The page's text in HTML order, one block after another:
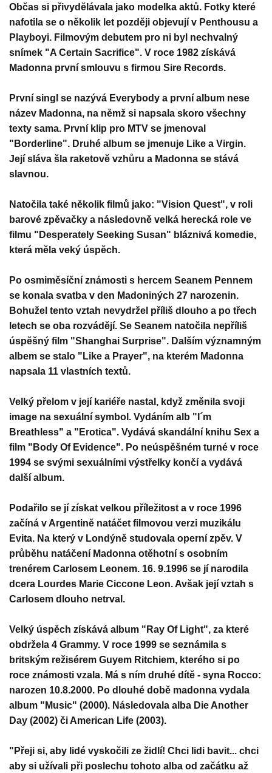
Občas si přivydělávala jako modelka aktů. Fotky které
nafotila se o několik let později objevují v Penthousu a
Playboyi. Filmovým debutem pro ni byl nechvalný
snímek "A Certain Sacrifice". V roce 1982 získává
Madonna první smlouvu s firmou Sire Records.
První singl se nazývá Everybody a první album nese
název Madonna, na němž si napsala skoro všechny
texty sama. První klip pro MTV se jmenoval
"Borderline". Druhé album se jmenuje Like a Virgin.
Její sláva šla raketově vzhůru a Madonna se stává
slavnou.
Natočila také několik filmů jako: "Vision Quest", v roli
barové zpěvačky a následovně velká herecká role ve
filmu "Desperately Seeking Susan" bláznivá komedie,
která měla veký úspěch.
Po osmiměsíční známosti s hercem Seanem Pennem
se konala svatba v den Madoniných 27 narozenin.
Bohužel tento vztah nevydržel příliš dlouho a po třech
letech se oba rozvádějí. Se Seanem natočila nepříliš
úspěšný film "Shanghai Surprise". Dalším významným
albem se stalo "Like a Prayer", na kterém Madonna
napsala 11 vlastních textů.
Velký přelom v její kariéře nastal, když změnila svoji
image na sexuální symbol. Vydáním alb "I´m
Breathless" a "Erotica". Vydává skandální knihu Sex a
film "Body Of Evidence". Po neúspěšném turné v roce
1994 se svými sexuálními výstřelky končí a vydává
další album.
Podařilo se jí získat velkou příležitost a v roce 1996
začíná v Argentině natáčet filmovou verzi muzikálu
Evita. Na který v Londýně studovala operní zpěv. V
průběhu natáčení Madonna otěhotní s osobním
trenérem Carlosem Leonem. 16. 9.1996 se jí narodila
dcera Lourdes Marie Ciccone Leon. Avšak její vztah s
Carlosem dlouho netrval.
Velký úspěch získává album "Ray Of Light", za které
obdržela 4 Grammy. V roce 1999 se seznámila s
britským režisérem Guyem Ritchiem, kterého si po
roce známosti vzala. Má s ním druhé dítě - syna Rocco:
narozen 10.8.2000. Po dlouhé době madonna vydala
album "Music" (2000). Následovala alba Die Another
Day (2002) či American Life (2003).
"Přeji si, aby lidé vyskočili ze židlí! Chci lidi bavit... chci
aby si užívali při poslechu tohoto alba od začátku až